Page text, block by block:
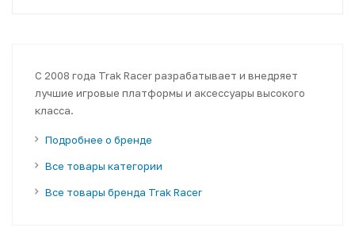
С 2008 года Trak Racer разрабатывает и внедряет
лучшие игровые платформы и аксессуары высокого
класса.
Подробнее о бренде
Все товары категории
Все товары бренда Trak Racer